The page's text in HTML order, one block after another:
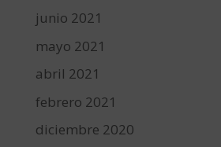
junio 2021
mayo 2021
abril 2021
febrero 2021
diciembre 2020